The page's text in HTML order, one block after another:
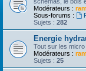
Modérateurs :
Sous-forums :
Sujets : 282
Energie
Tout sur les micro
Modérateurs :
Sujets : 25